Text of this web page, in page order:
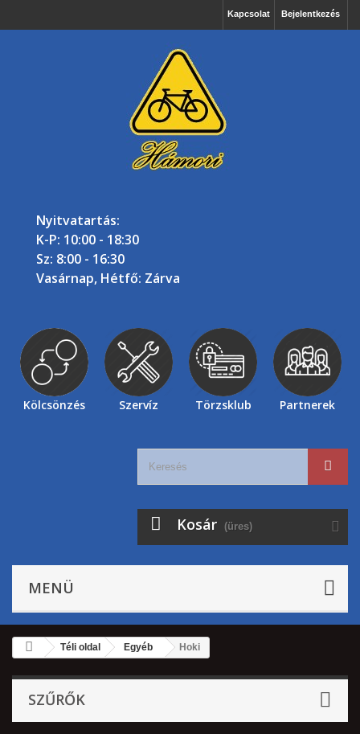
Bejelentkezés
Kapcsolat
Nyitvatartás:
K-P: 10:00 - 18:30
Sz: 8:00 - 16:30
Vasárnap, Hétfő: Zárva
Kölcsönzés Szervíz Törzsklub Partnerek
Kosár (üres)
MENÜ
Téli oldal Egyéb Hoki
SZŰRŐK